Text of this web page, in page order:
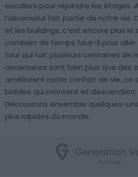
escaliers pour rejoindre les étages.
l’ascenseur fait partie de notre vie.
et les buildings, c’est encore plus le
combien de temps faut-il pour aller
tour qui fait plusieurs centaines de
ascenseurs sont bien plus que des
améliorent notre confort de vie, ce
bolides qui montent et descendent
Découvrons ensemble quelques-
plus rapides du monde.